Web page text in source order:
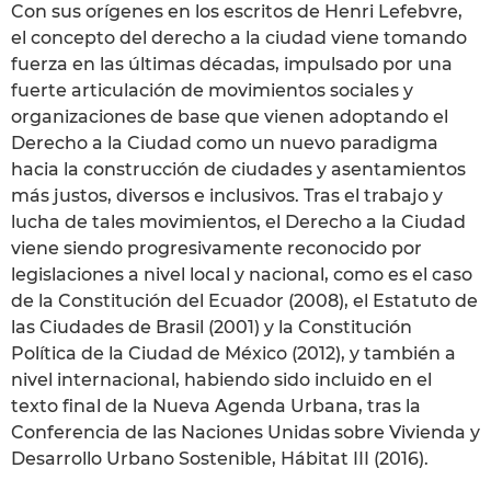
Con sus orígenes en los escritos de Henri Lefebvre,
el concepto del derecho a la ciudad viene tomando
fuerza en las últimas décadas, impulsado por una
fuerte articulación de movimientos sociales y
organizaciones de base que vienen adoptando el
Derecho a la Ciudad como un nuevo paradigma
hacia la construcción de ciudades y asentamientos
más justos, diversos e inclusivos. Tras el trabajo y
lucha de tales movimientos, el Derecho a la Ciudad
viene siendo progresivamente reconocido por
legislaciones a nivel local y nacional, como es el caso
de la Constitución del Ecuador (2008), el Estatuto de
las Ciudades de Brasil (2001) y la Constitución
Política de la Ciudad de México (2012), y también a
nivel internacional, habiendo sido incluido en el
texto final de la Nueva Agenda Urbana, tras la
Conferencia de las Naciones Unidas sobre Vivienda y
Desarrollo Urbano Sostenible, Hábitat III (2016).